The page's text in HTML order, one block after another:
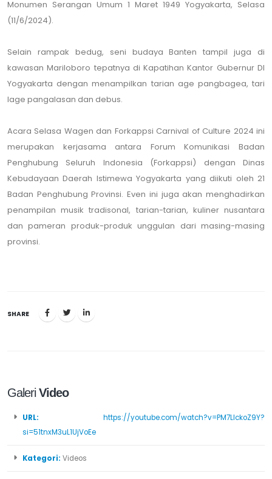
Monumen Serangan Umum 1 Maret 1949 Yogyakarta, Selasa
(11/6/2024).
Selain rampak bedug, seni budaya Banten tampil juga di
kawasan Mariloboro tepatnya di Kapatihan Kantor Gubernur DI
Yogyakarta dengan menampilkan tarian age pangbagea, tari
lage pangalasan dan debus.
Acara Selasa Wagen dan Forkappsi Carnival of Culture 2024 ini
merupakan kerjasama antara Forum Komunikasi Badan
Penghubung Seluruh Indonesia (Forkappsi) dengan Dinas
Kebudayaan Daerah Istimewa Yogyakarta yang diikuti oleh 21
Badan Penghubung Provinsi. Even ini juga akan menghadirkan
penampilan musik tradisonal, tarian-tarian, kuliner nusantara
dan pameran produk-produk unggulan dari masing-masing
provinsi.
SHARE
GaleriVideo
URL:
https://youtube.com/watch?v=PM7LlckoZ9Y?
si=51tnxM3uL1UjVoEe
Kategori: Videos